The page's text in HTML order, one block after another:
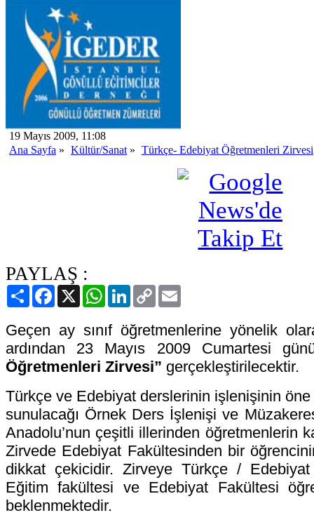
19 Mayıs 2009, 11:08
Ana Sayfa » Kültür/Sanat » Türkçe- Edebiyat Öğretmenleri Zirvesi
PAYLAŞ :
PaylaşFacebook
X WhatsAppLinkedIn
Copy
Link
Geçen ay sınıf öğretmenlerine yönelik
ardından 23 Mayıs 2009 Cumartesi
Öğretmenleri Zirvesi” gerçekleştirilecektir.
Türkçe ve Edebiyat derslerinin işlenişinin öne
sunulacağı Örnek Ders İşlenişi ve
Anadolu’nun çeşitli illerinden öğretmenlerin
Zirvede Edebiyat Fakültesinden bir
dikkat çekicidir. Zirveye Türkçe / Edebiyat
Eğitim fakültesi ve Edebiyat Fakültesi
beklenmektedir.